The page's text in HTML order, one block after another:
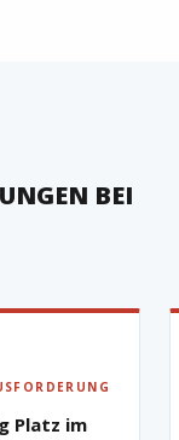
BEI
Platz im